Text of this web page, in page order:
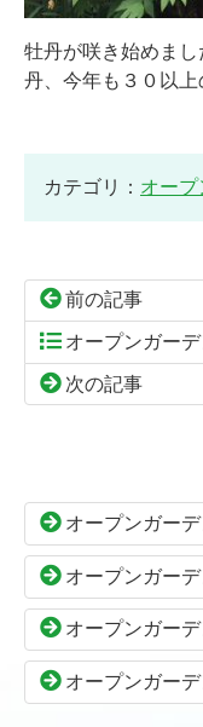
牡丹が咲き始めま
丹、今年も３０以
カテゴリ： オー
前の記事
オープンガー
次の記事
ン
本
文
先
へ
の
頭
へ
る
オープンガー
オープンガー
オープンガー
オープンガー